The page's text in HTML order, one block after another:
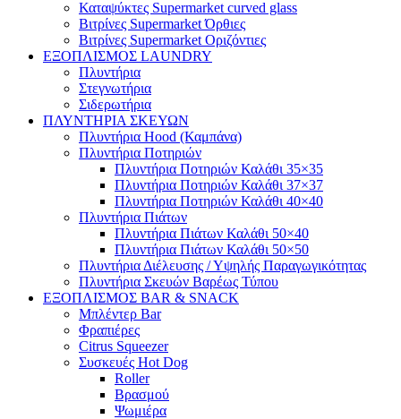
Καταψύκτες Supermarket curved glass
Βιτρίνες Supermarket Όρθιες
Βιτρίνες Supermarket Οριζόντιες
ΕΞΟΠΛΙΣΜΟΣ LAUNDRY
Πλυντήρια
Στεγνωτήρια
Σιδερωτήρια
ΠΛΥΝΤΗΡΙΑ ΣΚΕΥΩΝ
Πλυντήρια Hood (Καμπάνα)
Πλυντήρια Ποτηριών
Πλυντήρια Ποτηριών Καλάθι 35×35
Πλυντήρια Ποτηριών Καλάθι 37×37
Πλυντήρια Ποτηριών Καλάθι 40×40
Πλυντήρια Πιάτων
Πλυντήρια Πιάτων Καλάθι 50×40
Πλυντήρια Πιάτων Καλάθι 50×50
Πλυντήρια Διέλευσης / Υψηλής Παραγωγικότητας
Πλυντήρια Σκευών Βαρέως Τύπου
ΕΞΟΠΛΙΣΜΟΣ BAR & SNACK
Μπλέντερ Bar
Φραπιέρες
Citrus Squeezer
Συσκευές Hot Dog
Roller
Βρασμού
Ψωμιέρα